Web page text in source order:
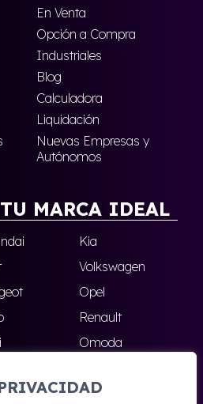
En Venta
Opción a Compra
Industriales
Blog
Calculadora
Liquidación
Nuevas Empresas y
Autónomos
MARCA IDEAL
Kia
Volkswagen
Opel
Renault
Omoda
Todas las marcas